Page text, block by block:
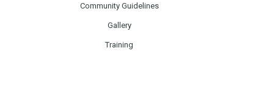
Community Guidelines
Gallery
Training